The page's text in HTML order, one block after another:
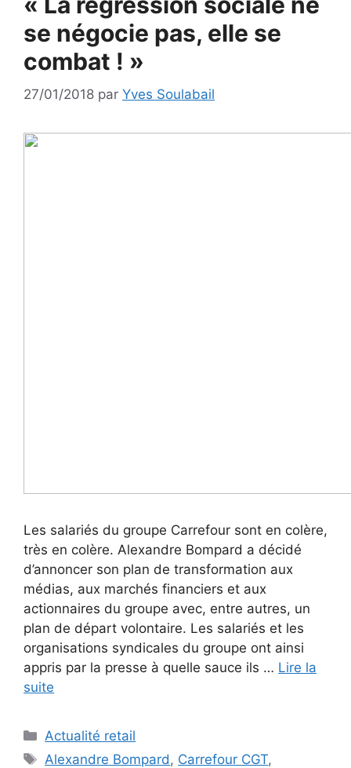
se négocie pas, elle se
combat ! »
27/01/2018 par Yves Soulabail
Les salariés du groupe Carrefour sont en colère,
très en colère. Alexandre Bompard a décidé
d’annoncer son plan de transformation aux
médias, aux marchés financiers et aux
actionnaires du groupe avec, entre autres, un
plan de départ volontaire. Les salariés et les
organisations syndicales du groupe ont ainsi
appris par la presse à quelle sauce ils … Lire la
suite
Catégories
Actualité retail
Étiquettes
Alexandre Bompard , Carrefour CGT,